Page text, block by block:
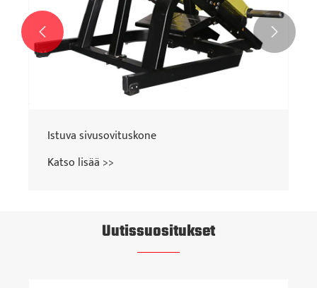
Istuva sivusovituskone
Katso lisää >>
 
Uutissuositukset